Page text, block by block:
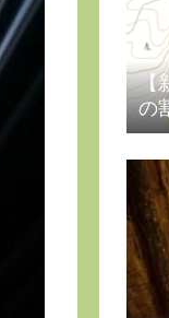
【
の